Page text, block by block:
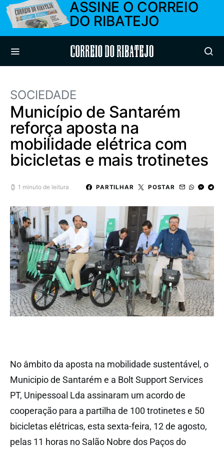
ASSINE O CORREIO
DO RIBATEJO
Correio do Ribatejo
SOCIEDADE
Município de Santarém
reforça aposta na
mobilidade elétrica com
bicicletas e mais trotinetes
1 minuto de leitura PARTILHAR POSTAR
No âmbito da aposta na mobilidade sustentável, o
Municipio de Santarém e a Bolt Support Services
PT, Unipessoal Lda assinaram um acordo de
cooperação para a partilha de 100 trotinetes e 50
bicicletas elétricas, esta sexta-feira, 12 de agosto,
pelas 11 horas no Salão Nobre dos Paços do